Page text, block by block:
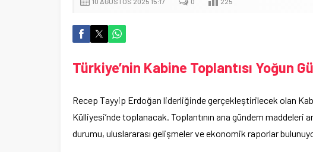
Türkiye’nin Kabine Toplantısı Yoğun
Recep Tayyip Erdoğan liderliğinde gerçekleştirilecek olan
Külliyesi’nde toplanacak. Toplantının ana gündem maddeleri
durumu, uluslararası gelişmeler ve ekonomik raporlar